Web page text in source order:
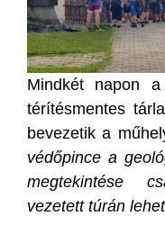
Mindkét napon
térítésmentes
bevezetik a
védőpince a
megtekintése
vezetett túrán